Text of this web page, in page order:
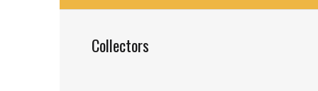
Collectors